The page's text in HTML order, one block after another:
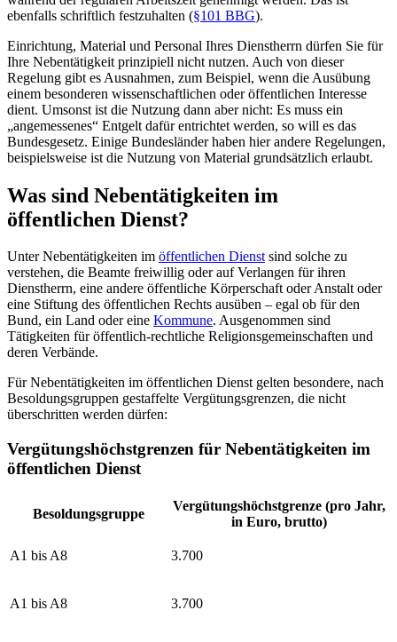
ebenfalls schriftlich festzuhalten (§101 BBG).
Einrichtung, Material und Personal Ihres Dienstherrn dürfen Sie für
Ihre Nebentätigkeit prinzipiell nicht nutzen. Auch von dieser
Regelung gibt es Ausnahmen, zum Beispiel, wenn die Ausübung
einem besonderen wissenschaftlichen oder öffentlichen Interesse
dient. Umsonst ist die Nutzung dann aber nicht: Es muss ein
„angemessenes“ Entgelt dafür entrichtet werden, so will es das
Bundesgesetz. Einige Bundesländer haben hier andere Regelungen,
beispielsweise ist die Nutzung von Material grundsätzlich erlaubt.
Was sind Nebentätigkeiten im
öffentlichen Dienst?
Unter Nebentätigkeiten im öffentlichen Dienstsind solche zu
verstehen, die Beamte freiwillig oder auf Verlangen für ihren
Dienstherrn, eine andere öffentliche Körperschaft oder Anstalt oder
eine Stiftung des öffentlichen Rechts ausüben – egal ob für den
Bund, ein Land oder eine Kommune. Ausgenommen sind
Tätigkeiten für öffentlich-rechtliche Religionsgemeinschaften und
deren Verbände.
Für Nebentätigkeiten im öffentlichen Dienst gelten besondere, nach
Besoldungsgruppen gestaffelte Vergütungsgrenzen, die nicht
überschritten werden dürfen:
Vergütungshöchstgrenzen für Nebentätigkeiten im
öffentlichen Dienst
Besoldungsgruppe
Vergütungshöchstgrenze (pro Jahr,
in Euro, brutto)
A1 bis A8 3.700
A1 bis A8 3.700